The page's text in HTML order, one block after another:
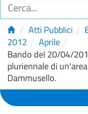
Atti Pubblici
2012 Aprile
Bando del 20/04/
pluriennale di
Dammusello.